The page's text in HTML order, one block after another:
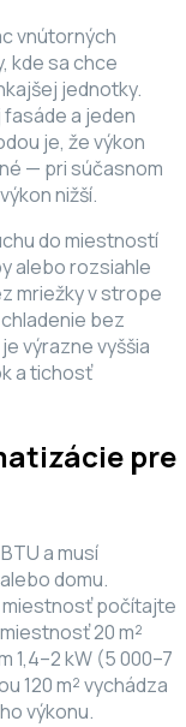
vnútorných
kde sa chce
jednotky.
a jeden
je, že výkon
— pri súčasnom
nižší.
do miestností
alebo rozsiahle
mriežky v strope
bez
výrazne vyššia
a tichosť
pre
a musí
domu.
miestnosť počítajte
20 m²
kW (5 000–7
120 m² vychádza
výkonu.